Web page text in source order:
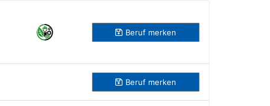
Beruf merken
Beruf merken